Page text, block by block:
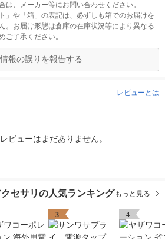
は、メーカー等にお問い合わせください。
」や「箱」の表記は、必ずしも箱でのお届けを
。お届け形態は倉庫の在庫状況等により異なる
ご了承ください。
報の誤りを報告する
レビューとは
ビューはまだありません。
セサリの人気ランキング もっと見る
3 4